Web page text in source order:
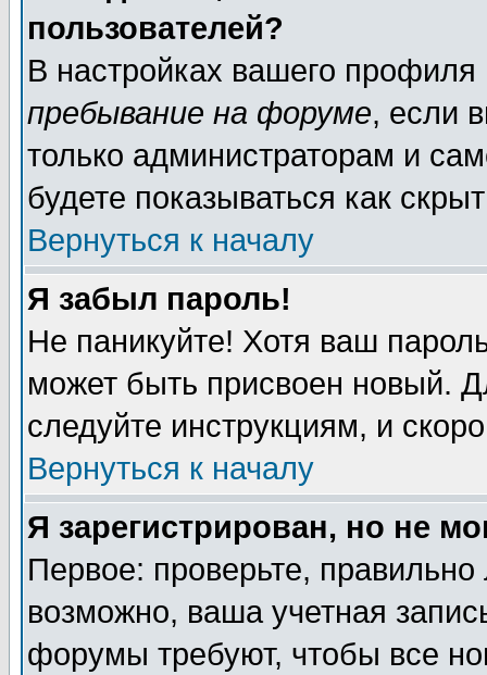
пользователей?
В настройках вашего
пребывание на форуме, если
только администраторам и
будете показываться как
Вернуться к началу
Я забыл пароль!
Не паникуйте! Хотя ваш
может быть присвоен новый.
следуйте инструкциям, и
Вернуться к началу
Я зарегистрирован, но не
Первое: проверьте,
возможно, ваша учетная
форумы требуют, чтобы все